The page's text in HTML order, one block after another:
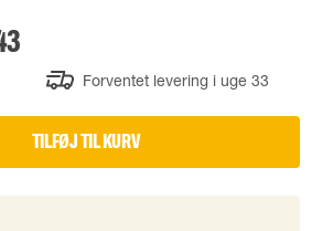
Forventet levering i uge 33
TILFØJ TIL KURV